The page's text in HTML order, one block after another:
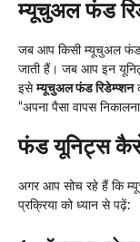
म्यूचुअल फंड
जब आप किसी म्यूचुअल फंड
जाती हैं। जब आप इन
इसेम्यूचुअल फंड रिडेम्प्शन
“अपना पैसा वापस
फंड यूनिट्स कैसे
अगर आप सोच रहे हैं कि
प्रक्रिया को ध्यान से पढ़ें: